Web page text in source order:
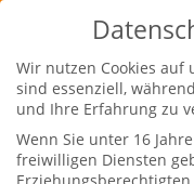
Wie
so in
Wie
Wir nutzen Cookies auf
sind essenziell,
und Ihre Erfahrung zu
Wenn Sie unter 16
freiwilligen Diensten